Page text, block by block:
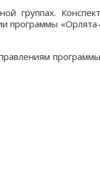
группах. Конспект
программы «Орлята-
программы